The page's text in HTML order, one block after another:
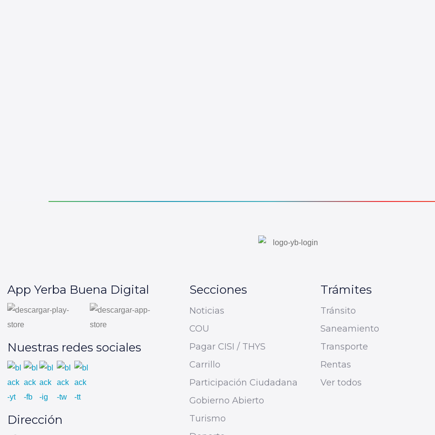
App Yerba Buena Digital
Nuestras redes sociales
Dirección
Secciones
Noticias
COU
Pagar CISI / THYS
Carrillo
Participación Ciudadana
Gobierno Abierto
Turismo
Trámites
Tránsito
Saneamiento
Transporte
Rentas
Ver todos